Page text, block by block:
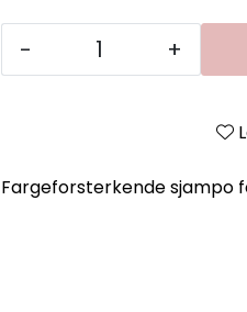
- +
Fargeforsterkende sjampo